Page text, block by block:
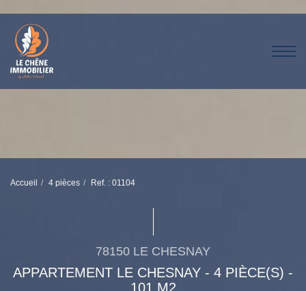
Accueil 4 pièces Ref. : 01104
78150 LE CHESNAY
APPARTEMENT LE CHESNAY - 4 PIÈCE(S) -
101 M2